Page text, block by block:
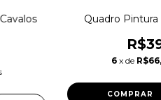
Quadro Pintura
6 x de
COMPRAR